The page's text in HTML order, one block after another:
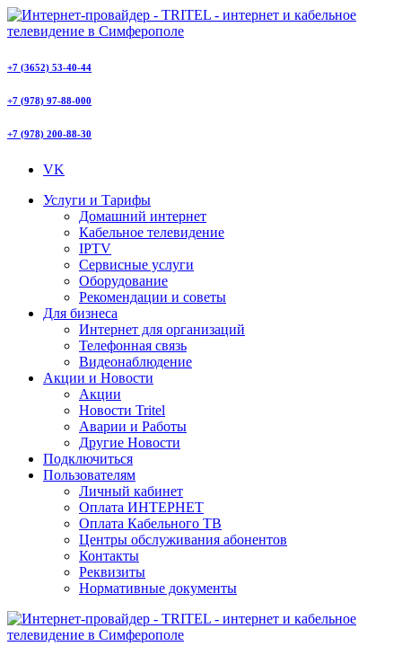
+7 (3652) 53-40-44
+7 (978) 97-88-000
+7 (978) 200-88-30
VK
Услуги и Тарифы
Домашний интернет
Кабельное телевидение
IPTV
Сервисные услуги
Оборудование
Рекомендации и советы
Для бизнеса
Интернет для организаций
Телефонная связь
Видеонаблюдение
Акции и Новости
Акции
Новости Tritel
Аварии и Работы
Другие Новости
Подключиться
Пользователям
Личный кабинет
Оплата ИНТЕРНЕТ
Оплата Кабельного ТВ
Центры обслуживания абонентов
Контакты
Реквизиты
Нормативные документы